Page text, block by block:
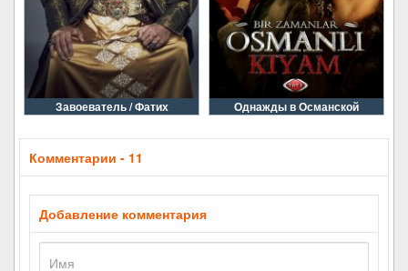
Завоеватель / Фатих Однажды в Османской
Комментарии - 11
Добавление комментария